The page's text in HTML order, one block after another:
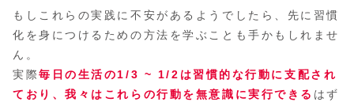
もしこれらの実践に不安があるようでしたら、先に習慣
化を身につけるための方法を学ぶことも手かもしれませ
ん。
実際毎日の生活の1/3 ~ 1/2は習慣的な行動に支配され
ており、我々はこれらの行動を無意識に実行できる はず